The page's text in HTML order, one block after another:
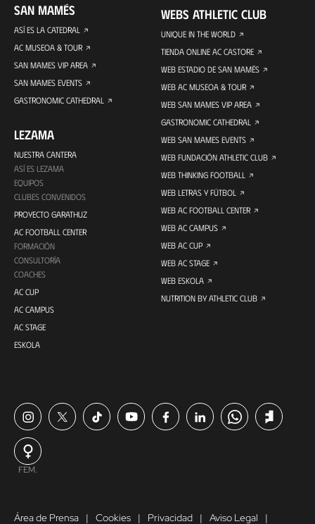
SAN MAMÉS
ASÍ ES LA CATEDRAL
AC MUSEOA & TOUR
SAN MAMES VIP AREA
SAN MAMES EVENTS
GASTRONOMIC CATHEDRAL
LEZAMA
NUESTRA CANTERA
ASÍ ES LEZAMA
EQUIPOS
CLUBES CONVENIDOS
PROYECTO GARATHUZ
AC FOOTBALL CENTER
FORMACIÓN
CONSULTORÍA
COACHES
AC CUP
AC CAMPUS
AC STAGE
ESKOLA
WEBS ATHLETIC CLUB
UNIQUE IN THE WORLD
TIENDA ONLINE AC CASTORE
WEB ESTADIO DE SAN MAMÉS
WEB AC MUSEOA & TOUR
WEB SAN MAMES VIP AREA
GASTRONOMIC CATHEDRAL
WEB SAN MAMES EVENTS
WEB FUNDACIÓN ATHLETIC CLUB
WEB THINKING FOOTBALL
WEB LETRAS Y FÚTBOL
WEB AC FOOTBALL CENTER
WEB AC CAMPUS
WEB AC CUP
WEB AC STAGE
WEB ESKOLA
NUTRITION BY ATHLETIC CLUB
FEM.
Área de Prensa Cookies Privacidad Aviso Legal